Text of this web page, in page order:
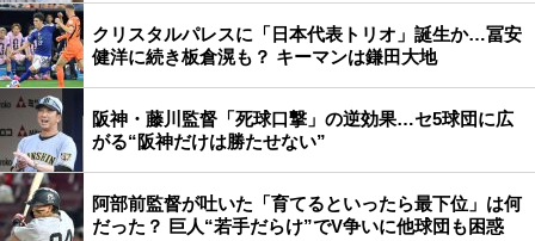
クリスタルパレスに「日本代表トリオ」誕生か…冨安
健洋に続き板倉滉も？ キーマンは鎌田大地
阪神・藤川監督「死球口撃」の逆効果…セ5球団に広
がる“阪神だけは勝たせない”
阿部前監督が吐いた「育てるといったら最下位」は何
だった？ 巨人“若手だらけ”でV争いに他球団も困惑